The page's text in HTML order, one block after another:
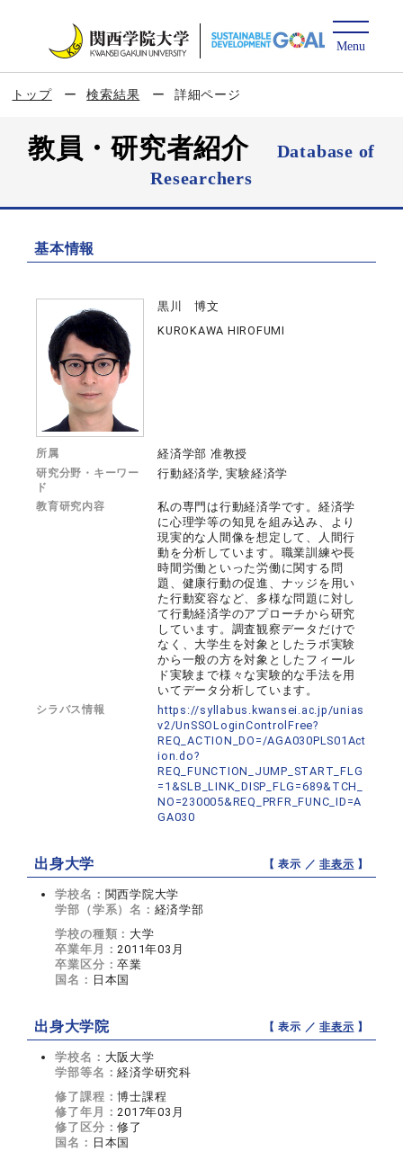
トップ 検索結果 詳細ページ
教員・研究者紹介
Database of
Researchers
基本情報
黒川 博文
KUROKAWA HIROFUMI
所属 経済学部 准教授
研究分野・キーワー
ド
行動経済学, 実験経済学
教育研究内容
私の専門は行動経済学です。経済学
に心理学等の知見を組み込み、より
現実的な人間像を想定して、人間行
動を分析しています。職業訓練や長
時間労働といった労働に関する問
題、健康行動の促進、ナッジを用い
た行動変容など、多様な問題に対し
て行動経済学のアプローチから研究
しています。調査観察データだけで
なく、大学生を対象としたラボ実験
から一般の方を対象としたフィール
ド実験まで様々な実験的な手法を用
いてデータ分析しています。
シラバス情報
https://syllabus.kwansei.ac.jp/unias
v2/UnSSOLoginControlFree?
REQ_ACTION_DO=/AGA030PLS01Act
ion.do?
REQ_FUNCTION_JUMP_START_FLG
=1&SLB_LINK_DISP_FLG=689&TCH_
NO=230005&REQ_PRFR_FUNC_ID=A
GA030
出身大学 【 表示 ／非表示 】
学校名： 関西学院大学
学部（学系）名： 経済学部
学校の種類： 大学
卒業年月：2011年03月
卒業区分：卒業
国名： 日本国
出身大学院 【 表示 ／非表示 】
学校名： 大阪大学
学部等名：経済学研究科
修了課程：博士課程
修了年月：2017年03月
修了区分：修了
国名： 日本国